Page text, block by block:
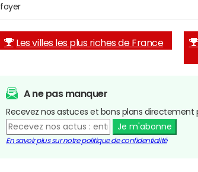
foyer
Les villes les plus riches de France
A ne pas manquer
Recevez nos astuces et bons plans directement
Je m'abonne
En savoir plus sur notre politique de confidentialité